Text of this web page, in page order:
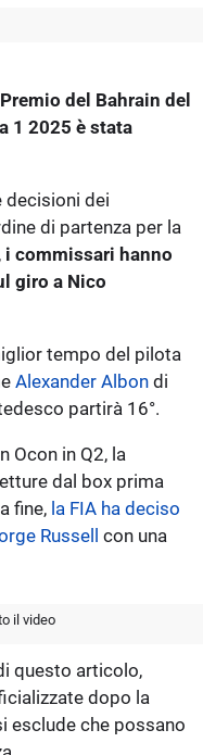
del Bahrain del
1 2025 è stata
decisioni dei
di partenza per la
i commissari hanno
giro a Nico
tempo del pilota
Alexander Albon di
partirà 16°.
Ocon in Q2, la
dal box prima
fine, la FIA ha deciso
Russell con una
il video
questo articolo,
dopo la
esclude che possano